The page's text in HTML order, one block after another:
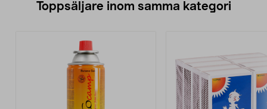
Toppsäljare inom samma kategori